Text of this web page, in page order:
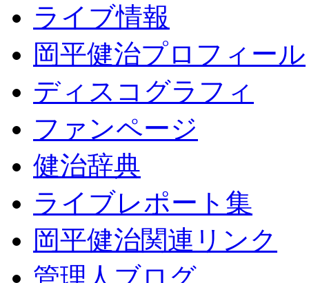
ライブ情報
岡平健治プロフィール
ディスコグラフィ
ファンページ
健治辞典
ライブレポート集
岡平健治関連リンク
管理人ブログ